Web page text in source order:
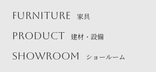
FURNITURE 家具
PRODUCT 建材・設備
SHOWROOM ショールーム